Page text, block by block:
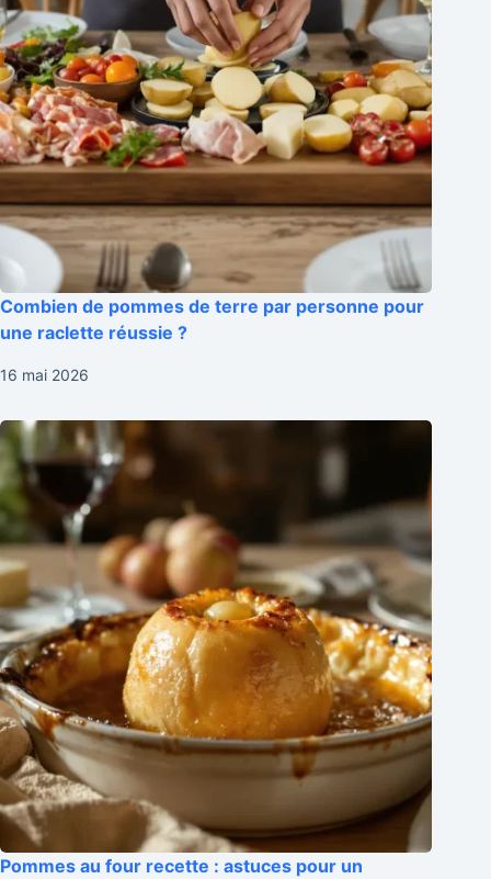
Combien de pommes de terre par personne pour
une raclette réussie ?
16 mai 2026
Pommes au four recette : astuces pour un